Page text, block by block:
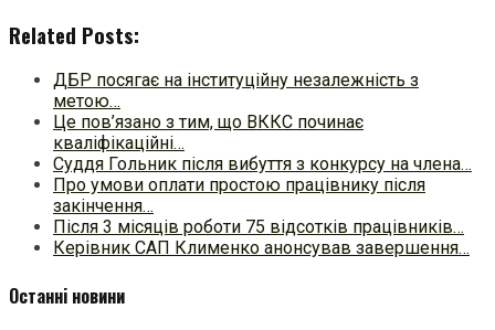
Related Posts:
ДБР посягає на інституційну незалежність з
метою…
Це пов’язано з тим, що ВККС починає
кваліфікаційні…
Суддя Гольник після вибуття з конкурсу на члена…
Про умови оплати простою працівнику після
закінчення…
Після 3 місяців роботи 75 відсотків працівників…
Керівник САП Клименко анонсував завершення…
Останні новини